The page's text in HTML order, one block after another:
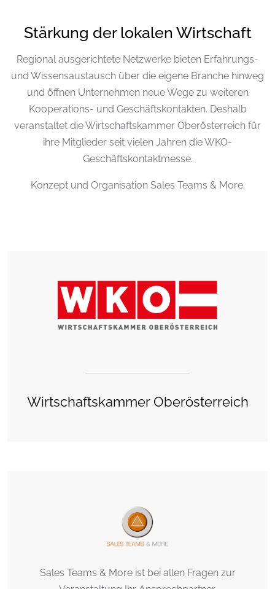
Stärkung der lokalen Wirtschaft
Regional ausgerichtete Netzwerke bieten Erfahrungs-
und Wissensaustausch über die eigene Branche hinweg
und öffnen Unternehmen neue Wege zu weiteren
Kooperations- und Geschäftskontakten. Deshalb
veranstaltet die Wirtschaftskammer Oberösterreich für
ihre Mitglieder seit vielen Jahren die WKO-
Geschäftskontaktmesse.
Konzept und Organisation Sales Teams & More.
Wirtschaftskammer Oberösterreich
Sales Teams & More ist bei allen Fragen zur